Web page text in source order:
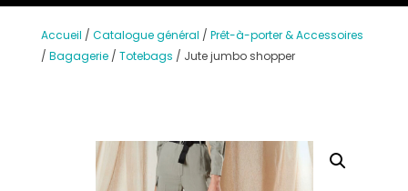
Accueil / Catalogue général / Prêt-à-porter & Accessoires
/ Bagagerie/ Totebags / Jute jumbo shopper